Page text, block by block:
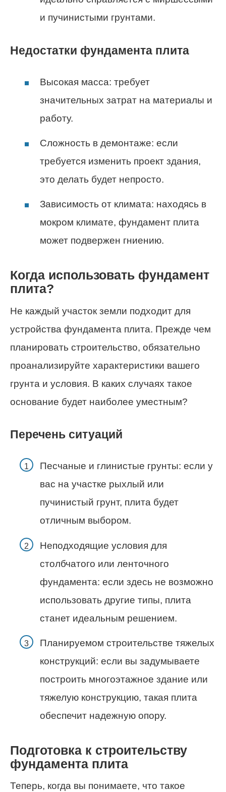
и пучинистыми грунтами.
Недостатки фундамента плита
Высокая масса: требует
значительных затрат на материалы и
работу.
Сложность в демонтаже: если
требуется изменить проект здания,
это делать будет непросто.
Зависимость от климата: находясь в
мокром климате, фундамент плита
может подвержен гниению.
Когда использовать фундамент
плита?
Не каждый участок земли подходит для
устройства фундамента плита. Прежде чем
планировать строительство, обязательно
проанализируйте характеристики вашего
грунта и условия. В каких случаях такое
основание будет наиболее уместным?
Перечень ситуаций
Песчаные и глинистые грунты: если у
вас на участке рыхлый или
пучинистый грунт, плита будет
отличным выбором.
Неподходящие условия для
столбчатого или ленточного
фундамента: если здесь не возможно
использовать другие типы, плита
станет идеальным решением.
Планируемом строительстве тяжелых
конструкций: если вы задумываете
построить многоэтажное здание или
тяжелую конструкцию, такая плита
обеспечит надежную опору.
Подготовка к строительству
фундамента плита
Теперь, когда вы понимаете, что такое